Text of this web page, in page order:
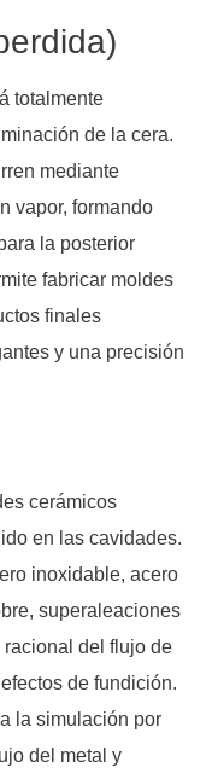
totalmente
de la cera.
mediante
vapor, formando
la posterior
fabricar moldes
finales
y una precisión
cerámicos
en las cavidades.
inoxidable, acero
superaleaciones
del flujo de
de fundición.
la simulación por
del metal y